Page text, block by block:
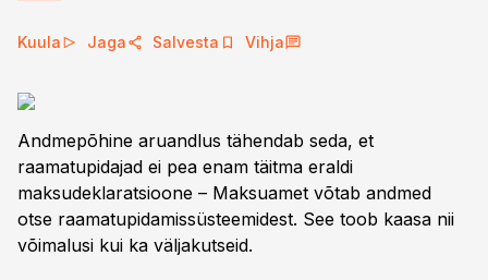
Kuula Jaga Salvesta Vihja
Andmepõhine aruandlus tähendab seda, et
raamatupidajad ei pea enam täitma eraldi
maksudeklaratsioone – Maksuamet võtab andmed
otse raamatupidamissüsteemidest. See toob kaasa nii
võimalusi kui ka väljakutseid.